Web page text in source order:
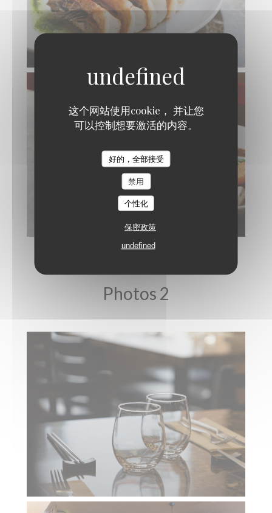
这个网站使用cookie， 并让您
可以控制想要激活的内容。
好的，全部接受
禁用
个性化
保密政策
undefined
Photos 2
Taigasu Teppanyaki